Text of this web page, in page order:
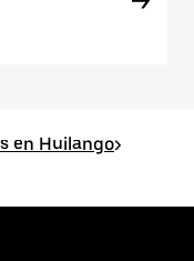
en Huilango>